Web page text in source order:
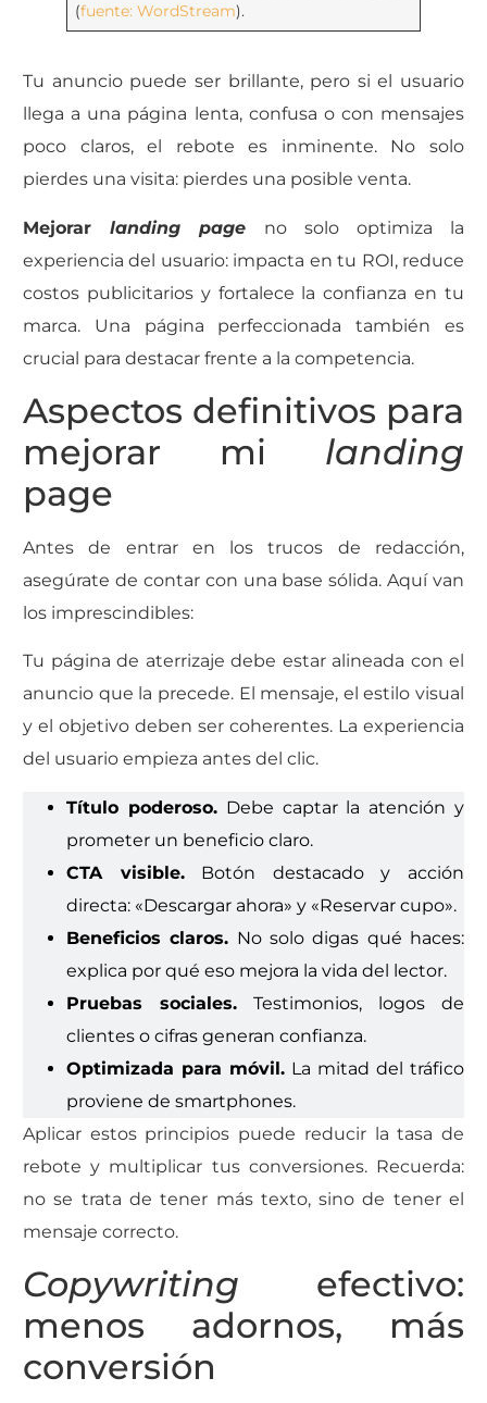
(fuente: WordStream).
Tu anuncio puede ser brillante, pero si el usuario
llega a una página lenta, confusa o con mensajes
poco claros, el rebote es inminente. No solo
pierdes una visita: pierdes una posible venta.
Mejorar landing page no solo optimiza la
experiencia del usuario: impacta en tu ROI, reduce
costos publicitarios y fortalece la confianza en tu
marca. Una página perfeccionada también es
crucial para destacar frente a la competencia.
Aspectos definitivos para
mejorar mi landing
page
Antes de entrar en los trucos de redacción,
asegúrate de contar con una base sólida. Aquí van
los imprescindibles:
Tu página de aterrizaje debe estar alineada con el
anuncio que la precede. El mensaje, el estilo visual
y el objetivo deben ser coherentes. La experiencia
del usuario empieza antes del clic.
Título poderoso.Debe captar la atención y
prometer un beneficio claro.
CTA visible.Botón destacado y acción
directa: «Descargar ahora» y «Reservar cupo».
Beneficios claros. No solo digas qué haces:
explica por qué eso mejora la vida del lector.
Pruebas sociales. Testimonios, logos de
clientes o cifras generan confianza.
Optimizada para móvil. La mitad del tráfico
proviene de smartphones.
Aplicar estos principios puede reducir la tasa de
rebote y multiplicar tus conversiones. Recuerda:
no se trata de tener más texto, sino de tener el
mensaje correcto.
Copywriting efectivo:
menos adornos, más
conversión